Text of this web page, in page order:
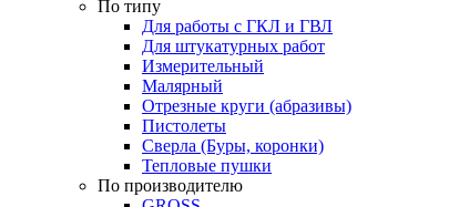
По типу
Для работы с ГКЛ и ГВЛ
Для штукатурных работ
Измерительный
Малярный
Отрезные круги (абразивы)
Пистолеты
Сверла (Буры, коронки)
Тепловые пушки
По производителю